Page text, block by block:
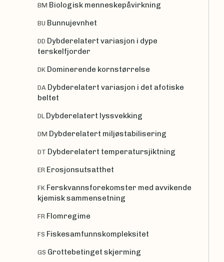
BM Biologisk menneskepåvirkning
BU Bunnujevnhet
DD Dybderelatert variasjon i dype
terskelfjorder
DK Dominerende kornstørrelse
DA Dybderelatert variasjon i det afotiske
beltet
DL Dybderelatert lyssvekking
DM Dybderelatert miljøstabilisering
DT Dybderelatert temperatursjiktning
ER Erosjonsutsatthet
FK Ferskvannsforekomster med avvikende
kjemisk sammensetning
FR Flomregime
FS Fiskesamfunnskompleksitet
GS Grottebetinget skjerming